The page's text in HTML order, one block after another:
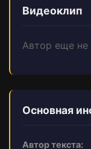
Видеоклип
Автор еще не
Основная
Автор текста: